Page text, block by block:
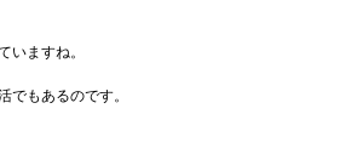
いますね。
でもあるのです。